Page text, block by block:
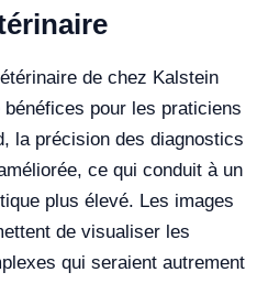
de chez Kalstein
pour les praticiens
la précision des diagnostics
ce qui conduit à un
plus élevé. Les images
de visualiser les
qui seraient autrement